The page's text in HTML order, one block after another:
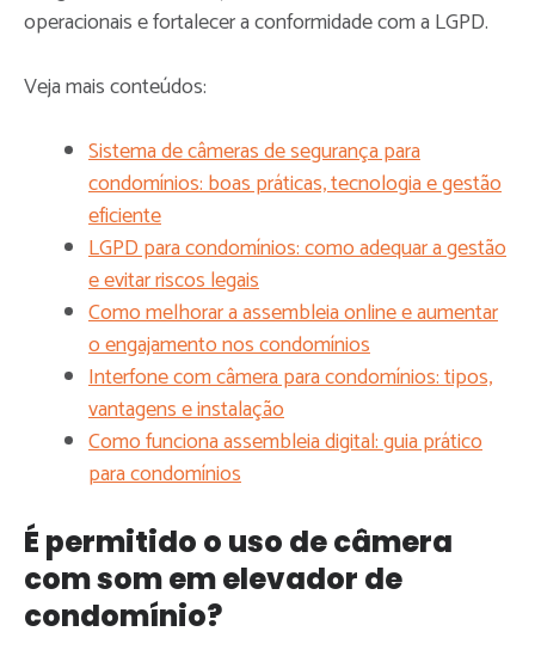
operacionais e fortalecer a conformidade com a LGPD.
Veja mais conteúdos:
Sistema de câmeras de segurança para
condomínios: boas práticas, tecnologia e gestão
eficiente
LGPD para condomínios: como adequar a gestão
e evitar riscos legais
Como melhorar a assembleia online e aumentar
o engajamento nos condomínios
Interfone com câmera para condomínios: tipos,
vantagens e instalação
Como funciona assembleia digital: guia prático
para condomínios
É permitido o uso de câmera
com som em elevador de
condomínio?